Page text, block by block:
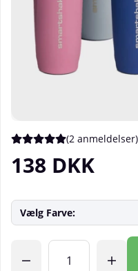
Gennemsnitlig vurdering
(2 anmeldelser)
138 DKK
Vælg Farve: